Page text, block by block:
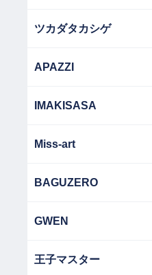
ツカダタカシゲ
APAZZI
IMAKISASA
Miss-art
BAGUZERO
GWEN
王子マスター